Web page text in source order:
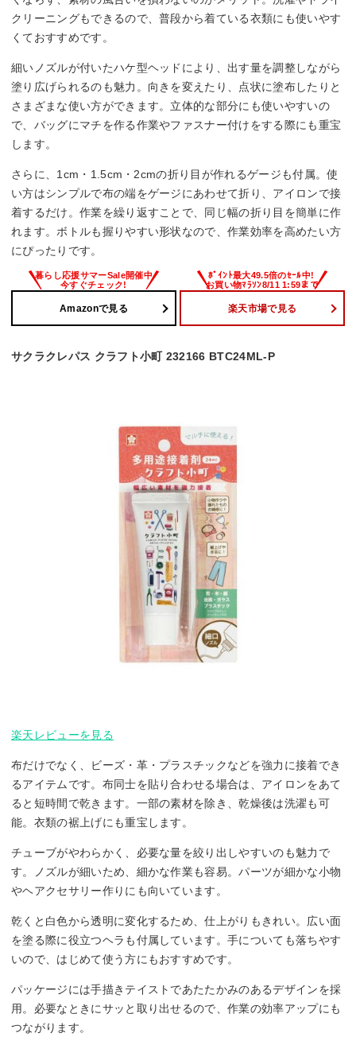
クリーニングもできるので、普段から着ている衣類にも使いやす
くておすすめです。
細いノズルが付いたハケ型ヘッドにより、出す量を調整しながら
塗り広げられるのも魅力。向きを変えたり、点状に塗布したりと
さまざまな使い方ができます。立体的な部分にも使いやすいの
で、バッグにマチを作る作業やファスナー付けをする際にも重宝
します。
さらに、1cm・1.5cm・2cmの折り目が作れるゲージも付属。使
い方はシンプルで布の端をゲージにあわせて折り、アイロンで接
着するだけ。作業を繰り返すことで、同じ幅の折り目を簡単に作
れます。ボトルも握りやすい形状なので、作業効率を高めたい方
にぴったりです。
Amazonで見る 楽天市場で見る
サクラクレパス クラフト小町 232166 BTC24ML-P
楽天レビューを見る
布だけでなく、ビーズ・革・プラスチックなどを強力に接着でき
るアイテムです。布同士を貼り合わせる場合は、アイロンをあて
ると短時間で乾きます。一部の素材を除き、乾燥後は洗濯も可
能。衣類の裾上げにも重宝します。
チューブがやわらかく、必要な量を絞り出しやすいのも魅力で
す。ノズルが細いため、細かな作業も容易。パーツが細かな小物
やヘアクセサリー作りにも向いています。
乾くと白色から透明に変化するため、仕上がりもきれい。広い面
を塗る際に役立つヘラも付属しています。手についても落ちやす
いので、はじめて使う方にもおすすめです。
パッケージには手描きテイストであたたかみのあるデザインを採
用。必要なときにサッと取り出せるので、作業の効率アップにも
つながります。